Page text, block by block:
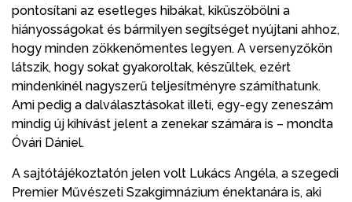
pontosítani az esetleges hibákat, kiküszöbölni a
hiányosságokat és bármilyen segítséget nyújtani ahhoz,
hogy minden zökkenőmentes legyen. A versenyzőkön
látszik, hogy sokat gyakoroltak, készültek, ezért
mindenkinél nagyszerű teljesítményre számíthatunk.
Ami pedig a dalválasztásokat illeti, egy-egy zeneszám
mindig új kihívást jelent a zenekar számára is – mondta
Óvári Dániel.
A sajtótájékoztatón jelen volt Lukács Angéla, a szegedi
Premier Művészeti Szakgimnázium énektanára is, aki